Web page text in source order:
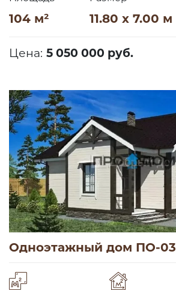
104 м² 11.80 x 7.00 м
Цена: 5 050 000 руб.
Одноэтажный дом ПО-03